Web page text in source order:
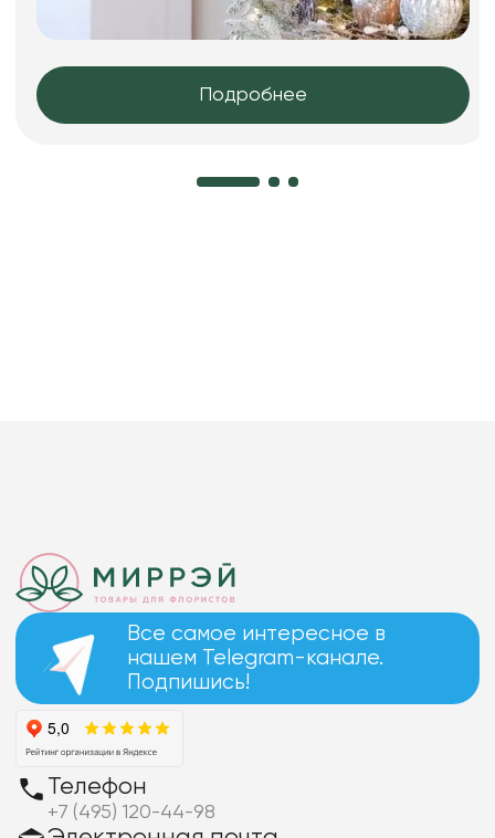
Подробнее
Все самое интересное в
нашем Telegram-канале.
Подпишись!
Телефон
+7 (495) 120-44-98